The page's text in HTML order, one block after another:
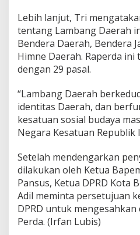
Lebih lanjut, Tri
tentang Lambang Daerah
Bendera Daerah, Bendera
Himne Daerah. Raperda
dengan 29 pasal.
“Lambang Daerah
identitas Daerah, dan
kesatuan sosial budaya
Negara Kesatuan Republik
Setelah mendengarkan
dilakukan oleh Ketua
Pansus, Ketua DPRD Kota
Adil meminta persetujuan
DPRD untuk mengesahkan
Perda. (Irfan Lubis)